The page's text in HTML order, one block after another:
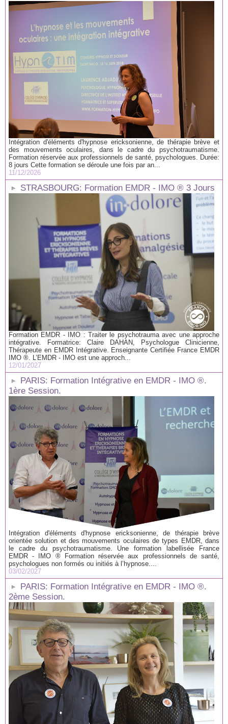
Intégration d'éléments d'hypnose ericksonienne, de thérapie brève et
des mouvements oculaires, dans le cadre du psychotraumatisme.
Formation réservée aux professionnels de santé, psychologues. Durée:
8 jours Cette formation se déroule une fois par an...
11/12/2026
STRASBOURG: Formation EMDR - IMO ® 3 Jours
Formation EMDR - IMO : Traiter le psychotrauma avec une approche
intégrative. Formatrice: Claire DAHAN, Psychologue Clinicienne,
Thérapeute en EMDR Intégrative. Enseignante Certifiée France EMDR
IMO ®. L’EMDR - IMO est une approch...
12/01/2027
PARIS: Formation Intégrative en EMDR - IMO ®.
1ère Session.
Intégration d'éléments d'hypnose ericksonienne, de thérapie brève
orientée solution et des mouvements oculaires de types EMDR, dans
le cadre du psychotraumatisme. Une formation labellisée France
EMDR - IMO ® Formation réservée aux professionnels de santé,
psychologues non formés ou initiés à l’hypnose....
03/02/2027
PARIS: Formation Intégrative en EMDR - IMO ®.
2ème Session.